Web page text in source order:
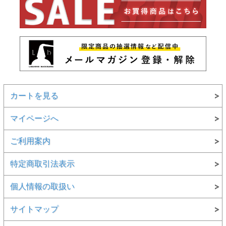
カートを見る
マイページへ
ご利用案内
特定商取引法表示
個人情報の取扱い
サイトマップ